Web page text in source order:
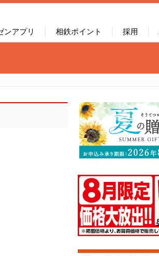
ンアプリ 相鉄ポイント 採用